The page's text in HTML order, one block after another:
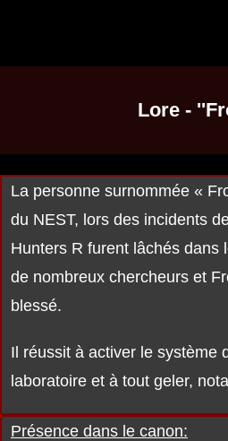
Lore -
La personne surnommée «
du NEST, lors des incidents
Hunters R furent lâchés dans
de nombreux chercheurs et
blessé.
Il réussit à activer le système
laboratoire et à tout geler,
Présence dans le canon: